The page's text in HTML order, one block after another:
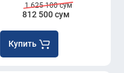
812 500 сум
1 625 100 сум
Купить